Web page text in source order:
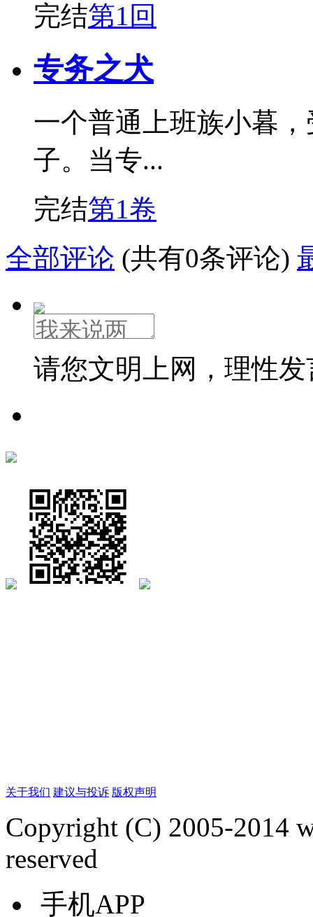
完结第1回
专务之犬
一个普通上班族小暮
子。当专...
完结第1卷
全部评论 (共有0条评论)
请您文明上网，理性
关于我们 建议与投诉 版权声明
Copyright (C) 2005-2014
reserved
手机APP